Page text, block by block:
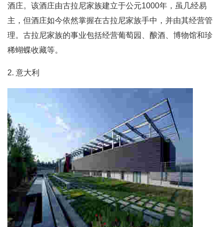
酒庄。该酒庄由古拉尼家族建立于公元1000年，虽几经易
主，但酒庄如今依然掌握在古拉尼家族手中，并由其经营管
理。古拉尼家族的事业包括经营葡萄园、酿酒、博物馆和珍
稀蝴蝶收藏等。
2. 意大利